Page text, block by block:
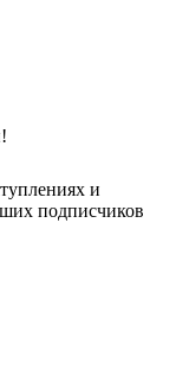
и
подписчиков